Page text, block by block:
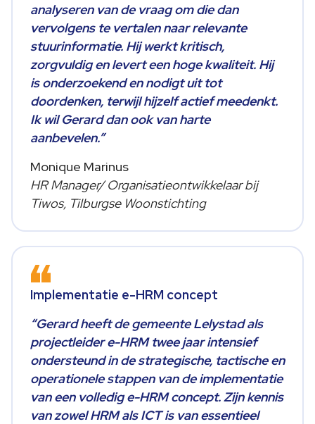
analyseren van de vraag om die dan
vervolgens te vertalen naar relevante
stuurinformatie. Hij werkt kritisch,
zorgvuldig en levert een hoge kwaliteit. Hij
is onderzoekend en nodigt uit tot
doordenken, terwijl hijzelf actief meedenkt.
Ik wil Gerard dan ook van harte
aanbevelen.”
Monique Marinus
HR Manager/ Organisatieontwikkelaar bij
Tiwos, Tilburgse Woonstichting
Implementatie e-HRM concept
“Gerard heeft de gemeente Lelystad als
projectleider e-HRM twee jaar intensief
ondersteund in de strategische, tactische en
operationele stappen van de implementatie
van een volledig e-HRM concept. Zijn kennis
van zowel HRM als ICT is van essentieel